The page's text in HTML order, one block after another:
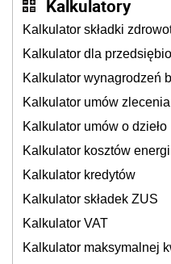
Kalkulatory
Kalkulator składki
Kalkulator dla
Kalkulator wynagrodzeń
Kalkulator umów zlecenia
Kalkulator umów o dzieło
Kalkulator kosztów
Kalkulator kredytów
Kalkulator składek ZUS
Kalkulator VAT
Kalkulator maksymalnej